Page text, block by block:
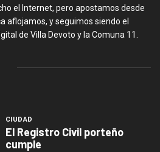
el Internet, pero apostamos desde
aflojamos, y seguimos siendo el
de Villa Devoto y la Comuna 11.
CIUDAD
El Registro Civil porteño
cumple